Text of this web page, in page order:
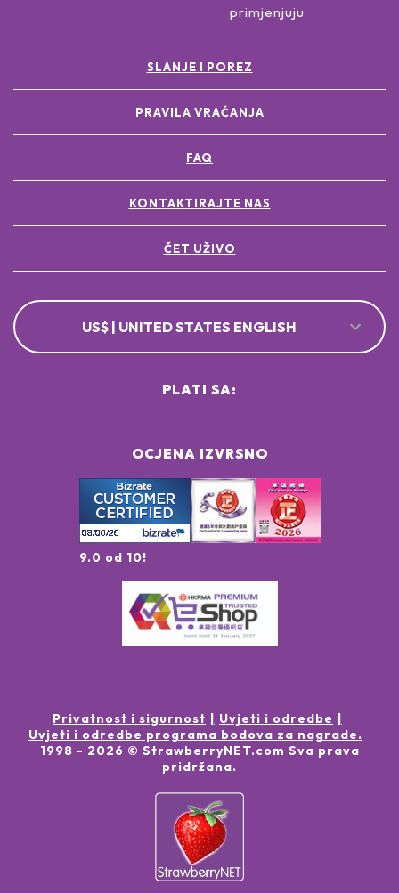
primjenjuju
SLANJE I POREZ
PRAVILA VRAĆANJA
FAQ
KONTAKTIRAJTE NAS
ČET UŽIVO
US$ | UNITED STATES ENGLISH
OCJENA IZVRSNO
9.0 od 10!
PLATI SA:
Privatnost i sigurnost
Uvjeti i odredbe
Uvjeti i odredbe programa bodova za nagrade.
1998 - 2026 © StrawberryNET.com Sva prava
pridržana.